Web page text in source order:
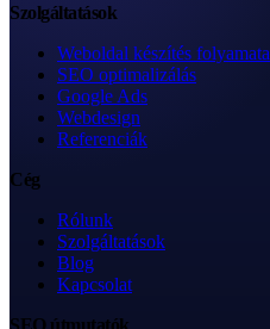
Szolgáltatások
Weboldal készítés folyamata
SEO optimalizálás
Google Ads
Webdesign
Referenciák
Cég
Rólunk
Szolgáltatások
Blog
Kapcsolat
SEO útmutatók